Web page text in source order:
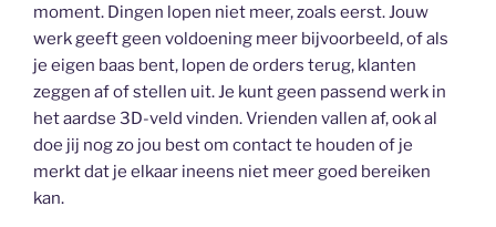
moment. Dingen lopen niet meer, zoals eerst. Jouw
werk geeft geen voldoening meer bijvoorbeeld, of als
je eigen baas bent, lopen de orders terug, klanten
zeggen af of stellen uit. Je kunt geen passend werk in
het aardse 3D-veld vinden. Vrienden vallen af, ook al
doe jij nog zo jou best om contact te houden of je
merkt dat je elkaar ineens niet meer goed bereiken
kan.